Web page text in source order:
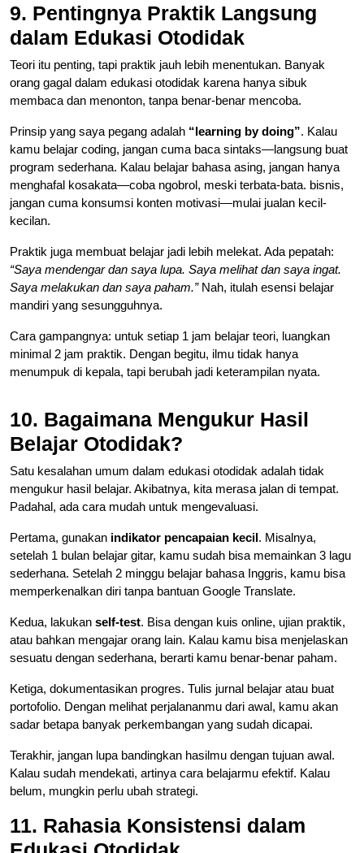
9. Pentingnya Praktik Langsung
dalam Edukasi Otodidak
Teori itu penting, tapi praktik jauh lebih menentukan. Banyak
orang gagal dalam edukasi otodidak karena hanya sibuk
membaca dan menonton, tanpa benar-benar mencoba.
Prinsip yang saya pegang adalah “learning by doing”. Kalau
kamu belajar coding, jangan cuma baca sintaks—langsung buat
program sederhana. Kalau belajar bahasa asing, jangan hanya
menghafal kosakata—coba ngobrol, meski terbata-bata. bisnis,
jangan cuma konsumsi konten motivasi—mulai jualan kecil-
kecilan.
Praktik juga membuat belajar jadi lebih melekat. Ada pepatah:
“Saya mendengar dan saya lupa. Saya melihat dan saya ingat.
Saya melakukan dan saya paham.”Nah, itulah esensi belajar
mandiri yang sesungguhnya.
Cara gampangnya: untuk setiap 1 jam belajar teori, luangkan
minimal 2 jam praktik. Dengan begitu, ilmu tidak hanya
menumpuk di kepala, tapi berubah jadi keterampilan nyata.
10. Bagaimana Mengukur Hasil
Belajar Otodidak?
Satu kesalahan umum dalam edukasi otodidak adalah tidak
mengukur hasil belajar. Akibatnya, kita merasa jalan di tempat.
Padahal, ada cara mudah untuk mengevaluasi.
Pertama, gunakan indikator pencapaian kecil. Misalnya,
setelah 1 bulan belajar gitar, kamu sudah bisa memainkan 3 lagu
sederhana. Setelah 2 minggu belajar bahasa Inggris, kamu bisa
memperkenalkan diri tanpa bantuan Google Translate.
Kedua, lakukan self-test. Bisa dengan kuis online, ujian praktik,
atau bahkan mengajar orang lain. Kalau kamu bisa menjelaskan
sesuatu dengan sederhana, berarti kamu benar-benar paham.
Ketiga, dokumentasikan progres. Tulis jurnal belajar atau buat
portofolio. Dengan melihat perjalananmu dari awal, kamu akan
sadar betapa banyak perkembangan yang sudah dicapai.
Terakhir, jangan lupa bandingkan hasilmu dengan tujuan awal.
Kalau sudah mendekati, artinya cara belajarmu efektif. Kalau
belum, mungkin perlu ubah strategi.
11. Rahasia Konsistensi dalam